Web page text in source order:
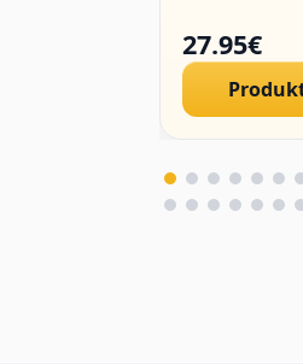
27.95€